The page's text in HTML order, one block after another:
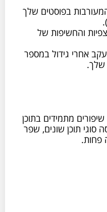
בפוסטים שלך
והחשיפות של
אחרי גידול במספר
שלך.
מתמידים בתוכן
סוגי תוכן שונים, שפר
פחות.